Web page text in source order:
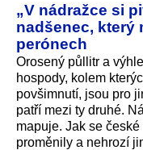
„V nádražce si
nadšenec, který
perónech
Orosený půllitr a
hospody, kolem
povšimnutí, jsou pro
patří mezi ty druhé.
mapuje. Jak se
proměnily a nehrozí